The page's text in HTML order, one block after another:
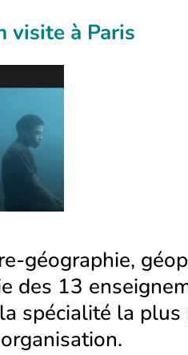
visite à Paris
géographie,
des 13
spécialité la